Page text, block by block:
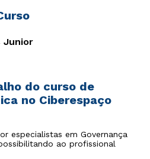
Junior
do curso de
no Ciberespaço
especialistas em Governança
ao profissional